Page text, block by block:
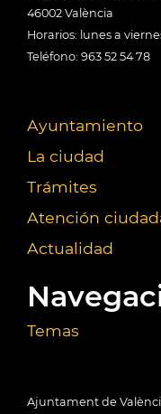
46002 València
Horarios: lunes a
Teléfono: 963 52 54 78
Ayuntamiento
La ciudad
Trámites
Atención
Actualidad
Temas
Ajuntament de